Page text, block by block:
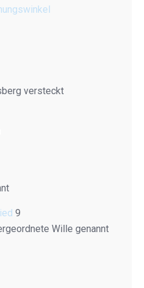
versteckt
9
Wille genannt